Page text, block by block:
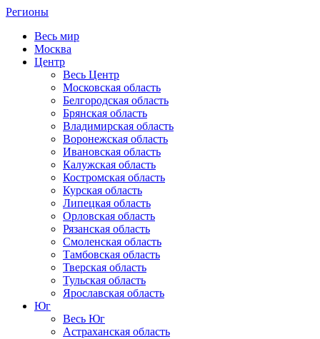
Регионы
Весь мир
Москва
Центр
Весь Центр
Московская область
Белгородская область
Брянская область
Владимирская область
Воронежская область
Ивановская область
Калужская область
Костромская область
Курская область
Липецкая область
Орловская область
Рязанская область
Смоленская область
Тамбовская область
Тверская область
Тульская область
Ярославская область
Юг
Весь Юг
Астраханская область